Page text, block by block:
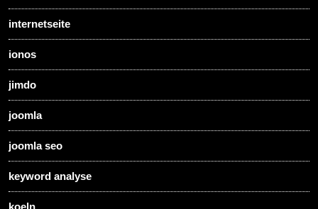
internetseite
ionos
jimdo
joomla
joomla seo
keyword analyse
koeln